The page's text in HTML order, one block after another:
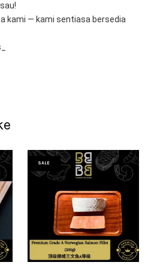
kami — kami sentiasa bersedia
SALE